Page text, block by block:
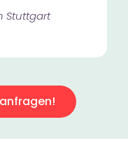
Stuttgart​